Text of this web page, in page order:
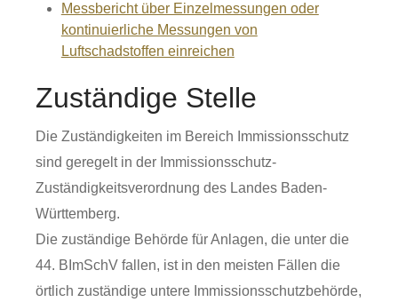
Messbericht über Einzelmessungen oder
kontinuierliche Messungen von
Luftschadstoffen einreichen
Zuständige Stelle
Die Zuständigkeiten im Bereich Immissionsschutz
sind geregelt in der Immissionsschutz-
Zuständigkeitsverordnung des Landes Baden-
Württemberg.
Die zuständige Behörde für Anlagen, die unter die
44. BImSchV fallen, ist in den meisten Fällen die
örtlich zuständige untere Immissionsschutzbehörde,